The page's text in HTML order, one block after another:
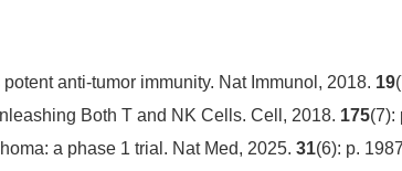
anti-tumor immunity. Nat Immunol, 2018. 19
Both T and NK Cells. Cell, 2018. 175(7):
a phase 1 trial. Nat Med, 2025. 31(6): p.